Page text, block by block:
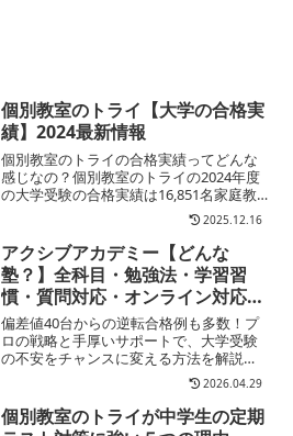
個別教室のトライ【大学の合格実
績】2024最新情報
個別教室のトライの合格実績ってどんな
感じなの？個別教室のトライの2024年度
の大学受験の合格実績は16,851名家庭教
師のトライの合格実績との合計実績にな
りますが、トライの個別指導が結果につ
ながることが分かりますよね！2023年度
も東京大学...
2025.12.16
アクシブアカデミー【どんな
塾？】全科目・勉強法・学習習
慣・質問対応・オンライン対応・
合格実績（まとめ）
偏差値40台からの逆転合格例も多数！プ
ロの戦略と手厚いサポートで、大学受験
の不安をチャンスに変える方法を解説し
2026.04.29
個別教室のトライが中学生の定期